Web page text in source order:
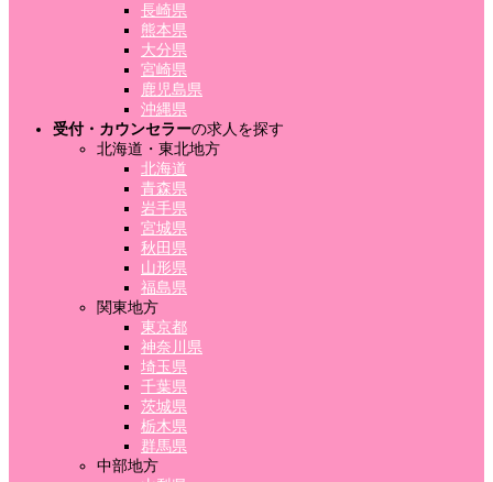
長崎県
熊本県
大分県
宮崎県
鹿児島県
沖縄県
受付・カウンセラーの求人を探す
北海道・東北地方
北海道
青森県
岩手県
宮城県
秋田県
山形県
福島県
関東地方
東京都
神奈川県
埼玉県
千葉県
茨城県
栃木県
群馬県
中部地方